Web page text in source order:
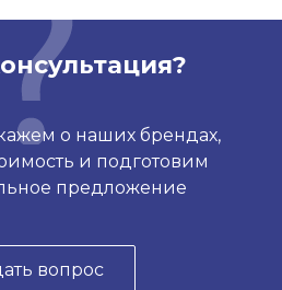
о наших брендах,
и подготовим
предложение
вопрос